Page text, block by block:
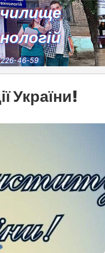
226-46-59
України!